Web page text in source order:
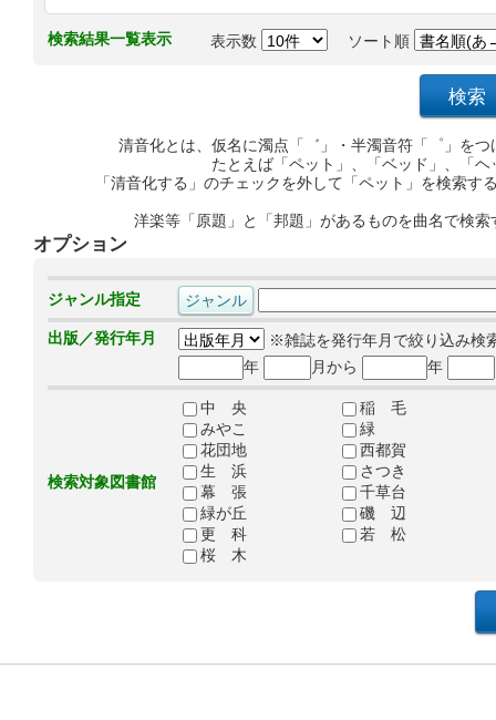
検索結果一覧表示 表示数 ソート順
清音化とは、仮名に濁点「゛」・半濁音符「゜」を
たとえば「ペット」、「ベッド」、「
「清音化する」のチェックを外して「ペット」を検索
洋楽等「原題」と「邦題」があるものを曲名で検
オプション
ジャンル指定
出版／発行年月
※雑誌を発行年月で絞り込み検
年
月から 年
検索対象図書館
中 央
稲 毛
みやこ
緑
花団地
西都賀
生 浜
さつき
幕 張
千草台
緑が丘
磯 辺
更 科
若 松
桜 木